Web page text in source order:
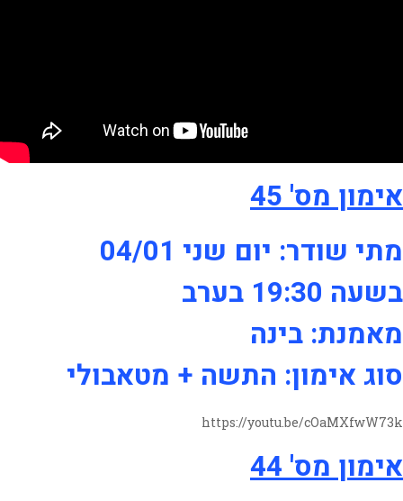
אימון מס' 45
מתי שודר: יום שני 04/01
בשעה 19:30 בערב
מאמנת: בינה
סוג אימון: התשה + מטאבולי
https://youtu.be/cOaMXfwW73k
אימון מס' 44